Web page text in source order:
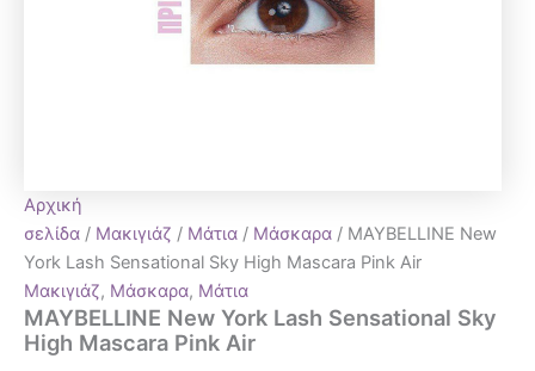
Αρχική
σελίδα / Μακιγιάζ / Μάτια / Μάσκαρα / MAYBELLINE New
York Lash Sensational Sky High Mascara Pink Air
Μακιγιάζ, Μάσκαρα, Μάτια
MAYBELLINE New York Lash Sensational Sky
High Mascara Pink Air